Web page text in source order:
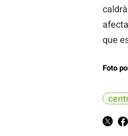
que
Foto